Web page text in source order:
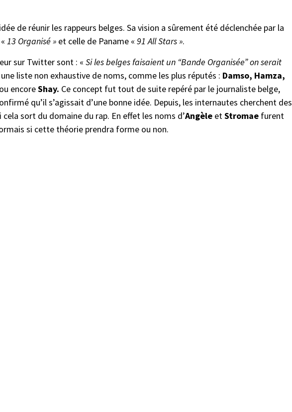
de réunir les rappeurs belges. Sa vision a sûrement été déclenchée par la
13 Organisé » et celle de Paname « 91 All Stars ».
sur Twitter sont : « Si les belges faisaient un “Bande Organisée” on serait
liste non exhaustive de noms, comme les plus réputés : Damso, Hamza,
ou encoreShay. Ce concept fut tout de suite repéré par le journaliste belge,
qu’il s’agissait d’une bonne idée. Depuis, les internautes cherchent des
sort du domaine du rap. En effet les noms d’Angèle etStromae furent
si cette théorie prendra forme ou non.